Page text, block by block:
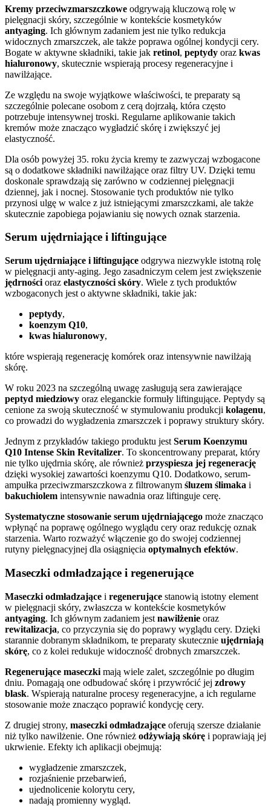
Kremy przeciwzmarszczkowe odgrywają kluczową rolę w
pielęgnacji skóry, szczególnie w kontekście kosmetyków
antyaging. Ich głównym zadaniem jest nie tylko redukcja
widocznych zmarszczek, ale także poprawa ogólnej kondycji cery.
Bogate w aktywne składniki, takie jak retinol, peptydy oraz kwas
hialuronowy, skutecznie wspierają procesy regeneracyjne i
nawilżające.
Ze względu na swoje wyjątkowe właściwości, te preparaty są
szczególnie polecane osobom z cerą dojrzałą, która często
potrzebuje intensywnej troski. Regularne aplikowanie takich
kremów może znacząco wygładzić skórę i zwiększyć jej
elastyczność.
Dla osób powyżej 35. roku życia kremy te zazwyczaj wzbogacone
są o dodatkowe składniki nawilżające oraz filtry UV. Dzięki temu
doskonale sprawdzają się zarówno w codziennej pielęgnacji
dziennej, jak i nocnej. Stosowanie tych produktów nie tylko
przynosi ulgę w walce z już istniejącymi zmarszczkami, ale także
skutecznie zapobiega pojawianiu się nowych oznak starzenia.
Serum ujędrniające i liftingujące
Serum ujędrniające i liftingujące odgrywa niezwykle istotną rolę
w pielęgnacji anty-aging. Jego zasadniczym celem jest zwiększenie
jędrności oraz elastyczności skóry. Wiele z tych produktów
wzbogaconych jest o aktywne składniki, takie jak:
peptydy,
koenzym Q10,
kwas hialuronowy,
które wspierają regenerację komórek oraz intensywnie nawilżają
skórę.
W roku 2023 na szczególną uwagę zasługują sera zawierające
peptyd miedziowy oraz eleganckie formuły liftingujące. Peptydy są
cenione za swoją skuteczność w stymulowaniu produkcji kolagenu,
co prowadzi do wygładzenia zmarszczek i poprawy struktury skóry.
Jednym z przykładów takiego produktu jest Serum Koenzymu
Q10 Intense Skin Revitalizer. To skoncentrowany preparat, który
nie tylko ujędrnia skórę, ale również przyspiesza jej regenerację
dzięki wysokiej zawartości koenzymu Q10. Dodatkowo, serum-
ampułka przeciwzmarszczkowa z filtrowanym śluzem ślimaka i
bakuchiolem intensywnie nawadnia oraz liftinguje cerę.
Systematyczne stosowanie serum ujędrniającego może znacząco
wpłynąć na poprawę ogólnego wyglądu cery oraz redukcję oznak
starzenia. Warto rozważyć włączenie go do swojej codziennej
rutyny pielęgnacyjnej dla osiągnięcia optymalnych efektów.
Maseczki odmładzające i regenerujące
Maseczki odmładzające i regenerujące stanowią istotny element
w pielęgnacji skóry, zwłaszcza w kontekście kosmetyków
antyaging. Ich głównym zadaniem jest nawilżenie oraz
rewitalizacja, co przyczynia się do poprawy wyglądu cery. Dzięki
starannie dobranym składnikom, te preparaty skutecznie ujędrniają
skórę, co z kolei redukuje widoczność drobnych zmarszczek.
Regenerujące maseczki mają wiele zalet, szczególnie po długim
dniu. Pomagają one odbudować skórę i przywrócić jej zdrowy
blask. Wspierają naturalne procesy regeneracyjne, a ich regularne
stosowanie może znacząco poprawić kondycję cery.
Z drugiej strony, maseczki odmładzające oferują szersze działanie
niż tylko nawilżenie. One również odżywiają skórę i poprawiają jej
ukrwienie. Efekty ich aplikacji obejmują:
wygładzenie zmarszczek,
rozjaśnienie przebarwień,
ujednolicenie kolorytu cery,
nadają promienny wygląd.